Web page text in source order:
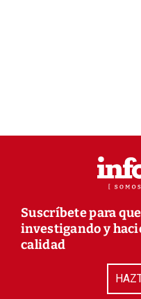
Suscríbete para
investigando y
calidad